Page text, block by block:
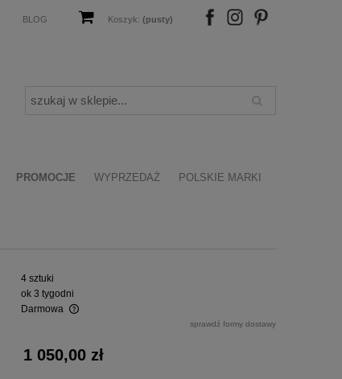
BLOG Koszyk: (pusty) FB IN
PROMOCJE WYPRZEDAŻ POLSKIE MARKI
4 sztuki
ok 3 tygodni
Darmowa
sprawdź formy dostawy
1 050,00 zł